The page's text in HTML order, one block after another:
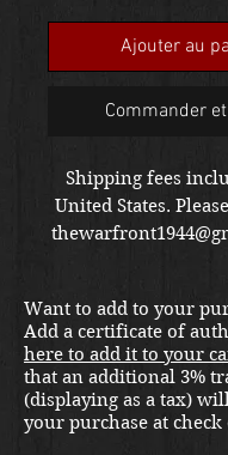
Ajouter au
Commander
Shipping fees
United States.
Want to add to your
Add a certificate of
here to add it to your
that an additional 3%
(displaying as a tax)
your purchase at check